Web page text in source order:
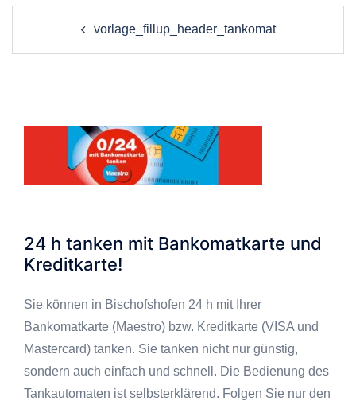
Navigationvorlage_fillup_header_tankomat
24 h tanken mit Bankomatkarte und
Kreditkarte!
Sie können in Bischofshofen 24 h mit Ihrer
Bankomatkarte (Maestro) bzw. Kreditkarte (VISA und
Mastercard) tanken. Sie tanken nicht nur günstig,
sondern auch einfach und schnell. Die Bedienung des
Tankautomaten ist selbsterklärend. Folgen Sie nur den